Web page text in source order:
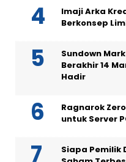
Imaji Arka
Berkonsep
Sundown
Berakhir 14
Hadir
Ragnarok
untuk Server
Siapa Pemilik